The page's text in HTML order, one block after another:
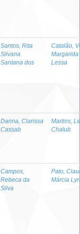
Santos, Rita
Silvana
Santana dos
Catalão,
Margarida
Lessa
Danna, Clarissa
Cassab
Martins,
Chalub
Campos,
Rebeca da
Silva
Pato,
Márcia